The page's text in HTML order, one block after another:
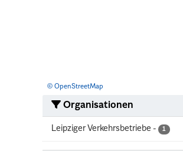
© OpenStreetMap
Organisationen
Leipziger Verkehrsbetriebe - 1